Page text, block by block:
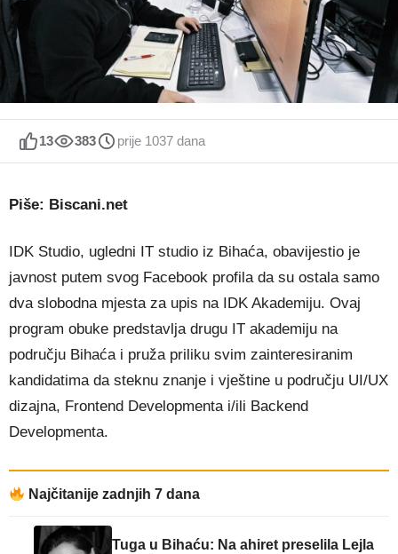
13 383 prije 1037 dana
Piše: Biscani.net
IDK Studio, ugledni IT studio iz Bihaća, obavijestio je
javnost putem svog Facebook profila da su ostala samo
dva slobodna mjesta za upis na IDK Akademiju. Ovaj
program obuke predstavlja drugu IT akademiju na
području Bihaća i pruža priliku svim zainteresiranim
kandidatima da steknu znanje i vještine u području UI/UX
dizajna, Frontend Developmenta i/ili Backend
Developmenta.
Najčitanije zadnjih 7 dana
Tuga u Bihaću: Na ahiret preselila Lejla